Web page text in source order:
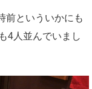
前といういかにも
4人並んでいまし